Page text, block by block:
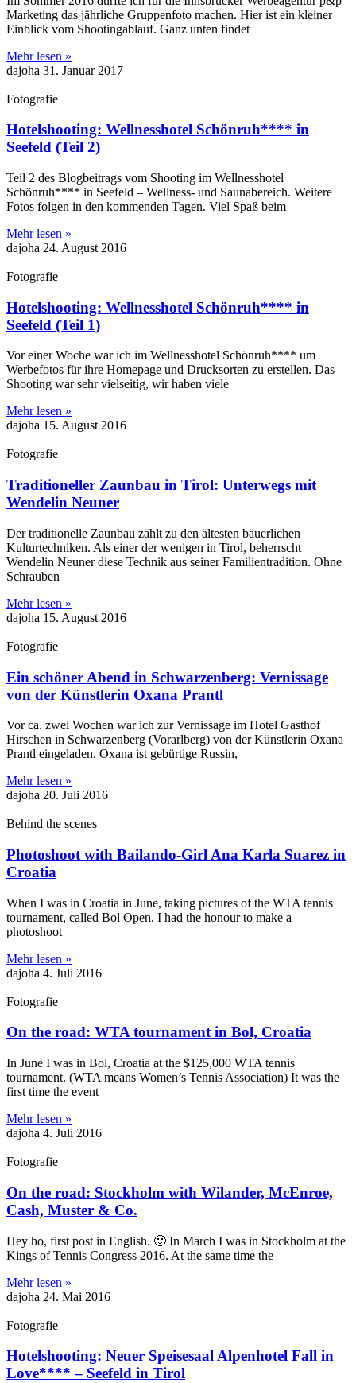
Marketing das jährliche Gruppenfoto machen. Hier ist ein kleiner
Einblick vom Shootingablauf. Ganz unten findet
Mehr lesen »
dajoha 31. Januar 2017
Fotografie
Hotelshooting: Wellnesshotel Schönruh**** in
Seefeld (Teil 2)
Teil 2 des Blogbeitrags vom Shooting im Wellnesshotel
Schönruh**** in Seefeld – Wellness- und Saunabereich. Weitere
Fotos folgen in den kommenden Tagen. Viel Spaß beim
Mehr lesen »
dajoha 24. August 2016
Fotografie
Hotelshooting: Wellnesshotel Schönruh**** in
Seefeld (Teil 1)
Vor einer Woche war ich im Wellnesshotel Schönruh**** um
Werbefotos für ihre Homepage und Drucksorten zu erstellen. Das
Shooting war sehr vielseitig, wir haben viele
Mehr lesen »
dajoha 15. August 2016
Fotografie
Traditioneller Zaunbau in Tirol: Unterwegs mit
Wendelin Neuner
Der traditionelle Zaunbau zählt zu den ältesten bäuerlichen
Kulturtechniken. Als einer der wenigen in Tirol, beherrscht
Wendelin Neuner diese Technik aus seiner Familientradition. Ohne
Schrauben
Mehr lesen »
dajoha 15. August 2016
Fotografie
Ein schöner Abend in Schwarzenberg: Vernissage
von der Künstlerin Oxana Prantl
Vor ca. zwei Wochen war ich zur Vernissage im Hotel Gasthof
Hirschen in Schwarzenberg (Vorarlberg) von der Künstlerin Oxana
Prantl eingeladen. Oxana ist gebürtige Russin,
Mehr lesen »
dajoha 20. Juli 2016
Behind the scenes
Photoshoot with Bailando-Girl Ana Karla Suarez in
Croatia
When I was in Croatia in June, taking pictures of the WTA tennis
tournament, called Bol Open, I had the honour to make a
photoshoot
Mehr lesen »
dajoha 4. Juli 2016
Fotografie
On the road: WTA tournament in Bol, Croatia
In June I was in Bol, Croatia at the $125,000 WTA tennis
tournament. (WTA means Women’s Tennis Association) It was the
first time the event
Mehr lesen »
dajoha 4. Juli 2016
Fotografie
On the road: Stockholm with Wilander, McEnroe,
Cash, Muster & Co.
Hey ho, first post in English. 🙂 In March I was in Stockholm at the
Kings of Tennis Congress 2016. At the same time the
Mehr lesen »
dajoha 24. Mai 2016
Fotografie
Hotelshooting: Neuer Speisesaal Alpenhotel Fall in
Love**** – Seefeld in Tirol